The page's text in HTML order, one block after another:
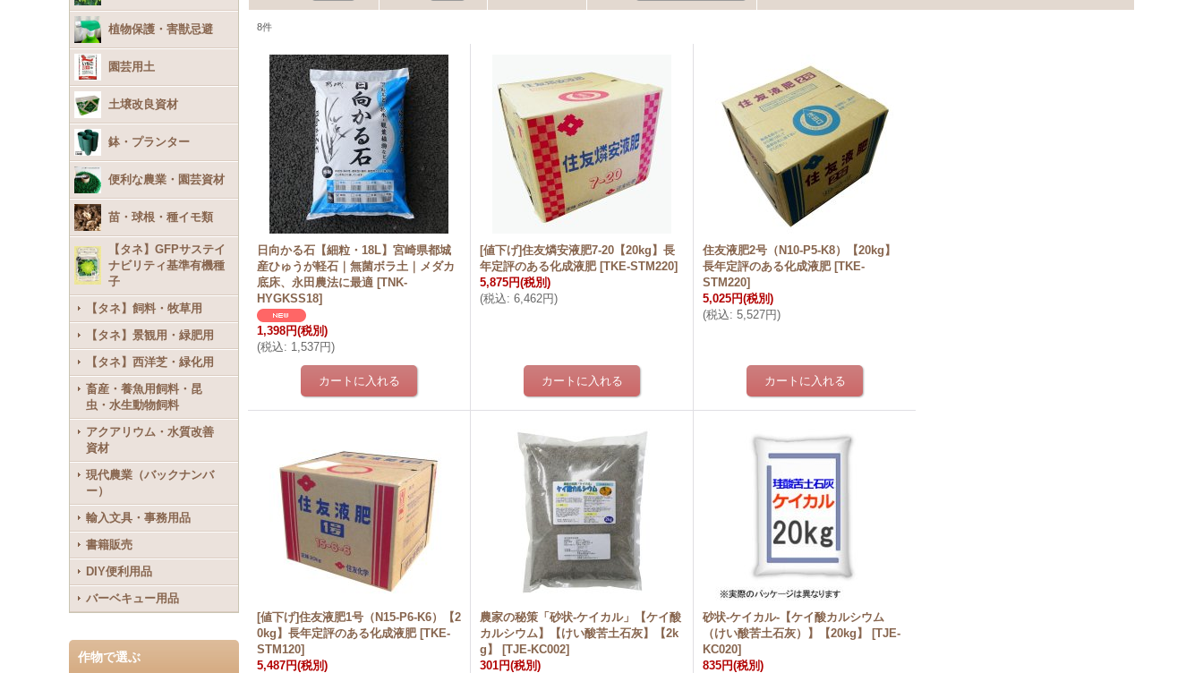
植物保護・害獣忌避
園芸用土
土壌改良資材
鉢・プランター
便利な農業・園芸資材
苗・球根・種イモ類
【タネ】GFPサステイ
ナビリティ基準有機種
子
【タネ】飼料・牧草用
【タネ】景観用・緑肥用
【タネ】西洋芝・緑化用
畜産・養魚用飼料・昆
虫・水生動物飼料
アクアリウム・水質改善
資材
現代農業（バックナンバ
ー）
輸入文具・事務用品
書籍販売
DIY便利用品
バーベキュー用品
作物で選ぶ
8件
日向かる石【細粒・18L】宮崎県都城
産ひゅうが軽石｜無菌ボラ土｜メダカ
底床、永田農法に最適 [TNK-
HYGKSS18]
1,398円(税別)
(税込: 1,537円)
[値下げ]住友燐安液肥7-20【20kg】長
年定評のある化成液肥 [TKE-STM220]
5,875円(税別)
(税込: 6,462円)
住友液肥2号（N10-P5-K8）【20kg】
長年定評のある化成液肥 [TKE-
STM220]
5,025円(税別)
(税込: 5,527円)
[値下げ]住友液肥1号（N15-P6-K6）【2
0kg】長年定評のある化成液肥 [TKE-
STM120]
5,487円(税別)
農家の秘策「砂状-ケイカル」【ケイ酸
カルシウム】【けい酸苦土石灰】【2k
g】
[TJE-KC002]
301円(税別)
砂状-ケイカル-【ケイ酸カルシウム
（けい酸苦土石灰）】【20kg】
[TJE-
KC020]
835円(税別)